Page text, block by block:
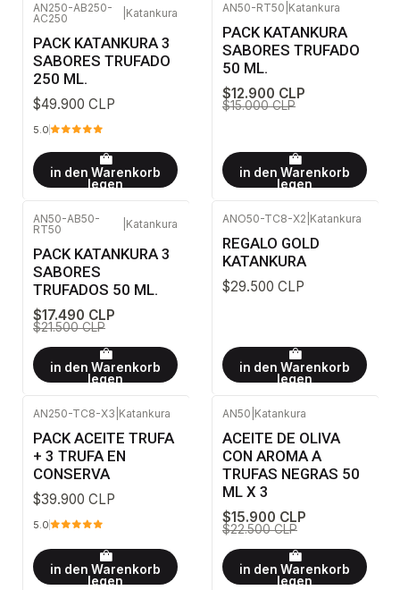
AN250-AB250-
AC250
Katankura
PACK KATANKURA 3
SABORES TRUFADO
250 ML.
$49.900 CLP
5.0
in den Warenkorb
legen
AN50-RT50 Katankura
PACK KATANKURA
SABORES TRUFADO
50 ML.
$12.900 CLP
$15.000 CLP
in den Warenkorb
legen
-19%
AN50-AB50-
RT50
Katankura
PACK KATANKURA 3
SABORES
TRUFADOS 50 ML.
$17.490 CLP
$21.500 CLP
in den Warenkorb
legen
ANO50-TC8-X2 Katankura
REGALO GOLD
KATANKURA
$29.500 CLP
in den Warenkorb
legen
AN250-TC8-X3 Katankura
PACK ACEITE TRUFA
+ 3 TRUFA EN
CONSERVA
$39.900 CLP
5.0
in den Warenkorb
legen
AN50 Katankura
ACEITE DE OLIVA
CON AROMA A
TRUFAS NEGRAS 50
ML X 3
$15.900 CLP
$22.500 CLP
in den Warenkorb
legen